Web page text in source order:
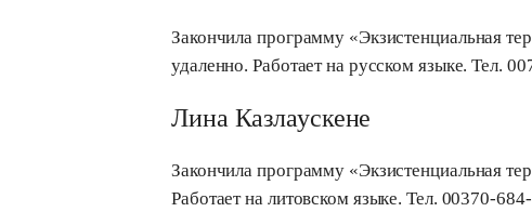
Закончила программу «Экзистенциальная
удаленно. Работает на русском языке. Teл.
Лина Казлаускене
Закончила программу «Экзистенциальная
Работает на литовском языке. Тел. 00370-